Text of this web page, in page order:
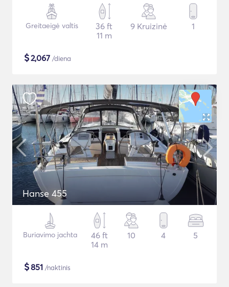
Greitaeigė valtis
36 ft
11 m
9 Kruizinė 1
$2,067 /diena
Hanse 455
Buriavimo jachta
46 ft
14 m
10 4 5
$851 /naktinis